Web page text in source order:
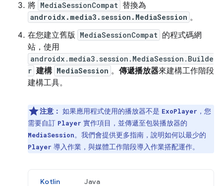
將 MediaSessionCompat 替換為
androidx.media3.session.MediaSession 。
在您建立舊版 MediaSessionCompat 的程式碼網
站，使用
androidx.media3.session.MediaSession.Builde
r 建構 MediaSession 。 傳遞播放器來建構工作階段
建構工具。
注意： 如果應用程式使用的播放器不是 ExoPlayer ，您
需要自訂 Player 實作項目，並傳遞至包裝播放器的
MediaSession。我們會提供更多指南，說明如何以最少的
Player 導入作業，與媒體工作階段導入作業搭配運作。
Kotlin Java